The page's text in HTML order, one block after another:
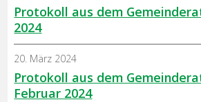
Protokoll aus dem
2024
Protokoll aus dem
Februar 2024
20. März 2024